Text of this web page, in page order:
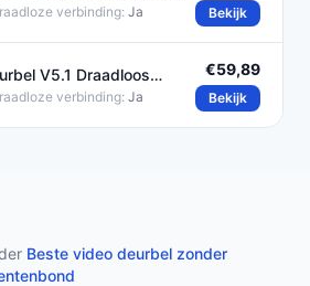
verbinding:Ja Bekijk
V5.1 Draadloos
verbinding:Ja
€59,89
Bekijk
Beste video deurbel zonder